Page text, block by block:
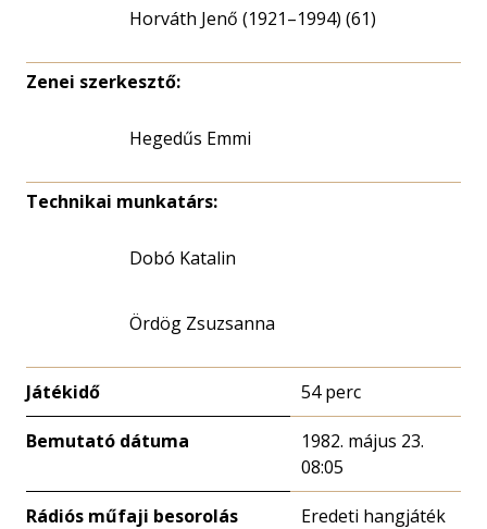
Horváth Jenő (1921–1994) (61)
Zenei szerkesztő:
Hegedűs Emmi
Technikai munkatárs:
Dobó Katalin
Ördög Zsuzsanna
Játékidő 54 perc
Bemutató dátuma
1982. május 23.
08:05
Rádiós műfaji besorolás
Eredeti hangjáték